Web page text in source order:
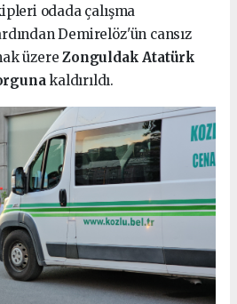
odada çalışma
Demirelöz'ün cansız
üzereZonguldak Atatürk
kaldırıldı.